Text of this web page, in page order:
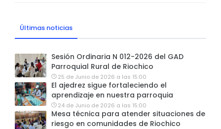
Últimas noticias
Sesión Ordinaria N 012-2026 del GAD
Parroquial Rural de Riochico
25 de Junio de 2026 a las 15:00
El ajedrez sigue fortaleciendo el
aprendizaje en nuestra parroquia
24 de Junio de 2026 a las 15:00
Mesa técnica para atender situaciones de
riesgo en comunidades de Riochico